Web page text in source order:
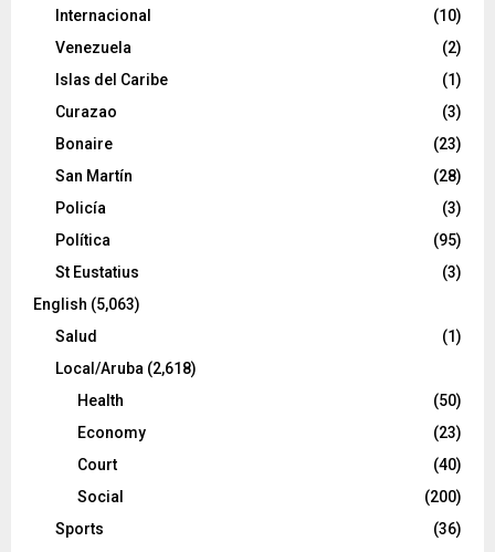
Internacional
(10)
Venezuela
(2)
Islas del Caribe
(1)
Curazao
(3)
Bonaire
(23)
San Martín
(28)
Policía
(3)
Política
(95)
St Eustatius
(3)
English (5,063)
Salud
(1)
Local/Aruba (2,618)
Health
(50)
Economy
(23)
Court
(40)
Social
(200)
Sports
(36)